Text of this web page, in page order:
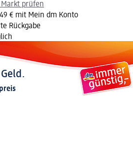
prüfen
€ mit Mein dm Konto
Rückgabe